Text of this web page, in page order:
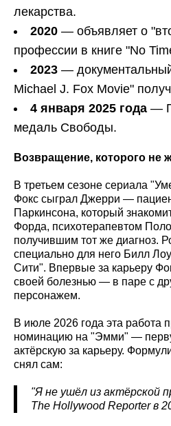
лекарства.
2020 — объявляет о
профессии в книге "No
2023 —
Michael J. Fox Movie"
4 января 2025 года —
медаль Свободы.
Возвращение, которого не
В третьем сезоне сериала
Фокс сыграл Джерри —
Паркинсона, который
Форда, психотерапевтом
получившим тот же диагноз.
специально для него Билл
Сити". Впервые за карьеру
своей болезнью — в паре с
персонажем.
В июле 2026 года эта работа
номинацию на "Эмми" —
актёрскую за карьеру.
снял сам:
"Я не ушёл из актёрской
The HollywoodReporterв